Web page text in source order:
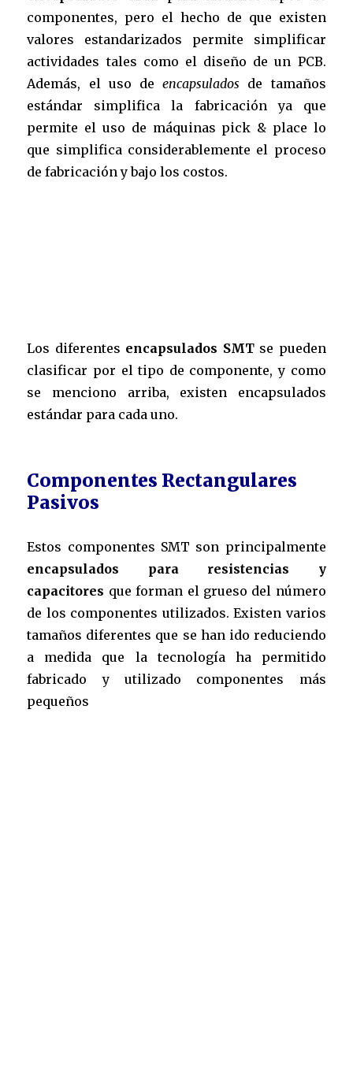
componentes, pero el hecho de que existen
valores estandarizados permite simplificar
actividades tales como el diseño de un PCB.
Además, el uso deencapsulados de tamaños
estándar simplifica la fabricación ya que
permite el uso de máquinas pick & place lo
que simplifica considerablemente el proceso
de fabricación y bajo los costos.
Los diferentes encapsulados SMTse pueden
clasificar por el tipo de componente, y como
se menciono arriba, existen encapsulados
estándar para cada uno.
Componentes Rectangulares
Pasivos
Estos componentes SMT son principalmente
encapsulados para resistencias y
capacitores que forman el grueso del número
de los componentes utilizados. Existen varios
tamaños diferentes que se han ido reduciendo
a medida que la tecnología ha permitido
fabricado y utilizado componentes más
pequeños